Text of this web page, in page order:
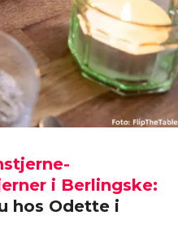
i Berlingske:
hos Odette i